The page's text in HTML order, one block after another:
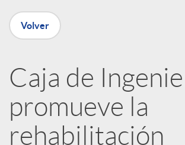
e
R
e
Volver
Caja de
promueve la
rehabilitación